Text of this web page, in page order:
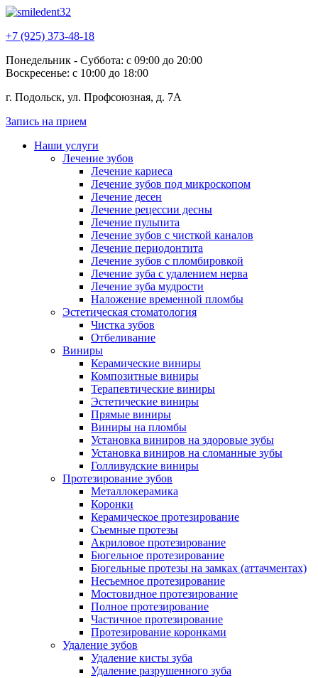
+7 (925) 373-48-18
Понедельник - Суббота: с 09:00 до 20:00
Воскресенье: с 10:00 до 18:00
г. Подольск, ул. Профсоюзная, д. 7А
Запись на прием
Наши услуги
Лечение зубов
Лечение кариеса
Лечение зубов под микроскопом
Лечение десен
Лечение рецессии десны
Лечение пульпита
Лечение зубов с чисткой каналов
Лечение периодонтита
Лечение зубов с пломбировкой
Лечение зуба с удалением нерва
Лечение зуба мудрости
Наложение временной пломбы
Эстетическая стоматология
Чистка зубов
Отбеливание
Виниры
Керамические виниры
Композитные виниры
Терапевтические виниры
Эстетические виниры
Прямые виниры
Виниры на пломбы
Установка виниров на здоровые зубы
Установка виниров на сломанные зубы
Голливудские виниры
Протезирование зубов
Металлокерамика
Коронки
Керамическое протезирование
Съемные протезы
Акриловое протезирование
Бюгельное протезирование
Бюгельные протезы на замках (аттачментах)
Несъемное протезирование
Мостовидное протезирование
Полное протезирование
Частичное протезирование
Протезирование коронками
Удаление зубов
Удаление кисты зуба
Удаление разрушенного зуба